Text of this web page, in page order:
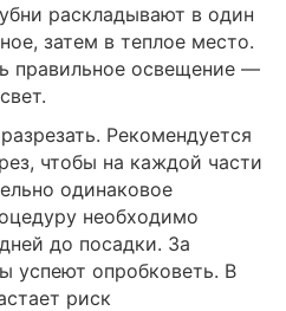
раскладывают в один
затем в теплое место.
правильное освещение —
Рекомендуется
чтобы на каждой части
одинаковое
необходимо
до посадки. За
успеют опробковеть. В
риск